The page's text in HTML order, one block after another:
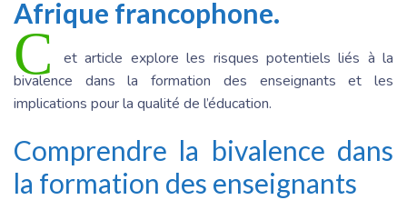
Afrique francophone.
C
et article explore les risques potentiels liés à la
bivalence dans la formation des enseignants et les
implications pour la qualité de l’éducation.
Comprendre la bivalence dans
la formation des enseignants